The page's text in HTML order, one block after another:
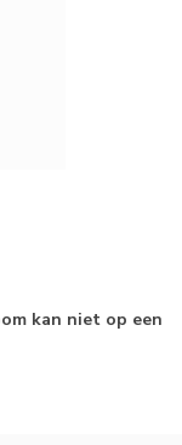
kan niet op een